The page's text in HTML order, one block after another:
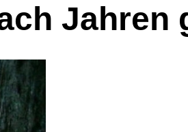
Jahren